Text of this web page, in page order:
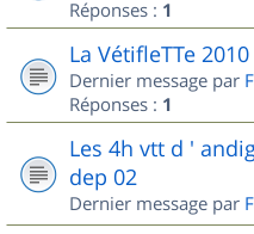
Réponses : 1
La VétifleTTe
Dernier message par
Réponses : 1
Les 4h vtt d '
dep 02
Dernier message par